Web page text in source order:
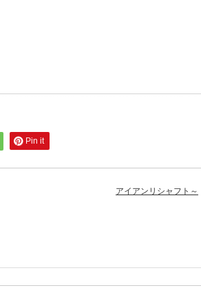
Pin it
アイアンリシャフト～